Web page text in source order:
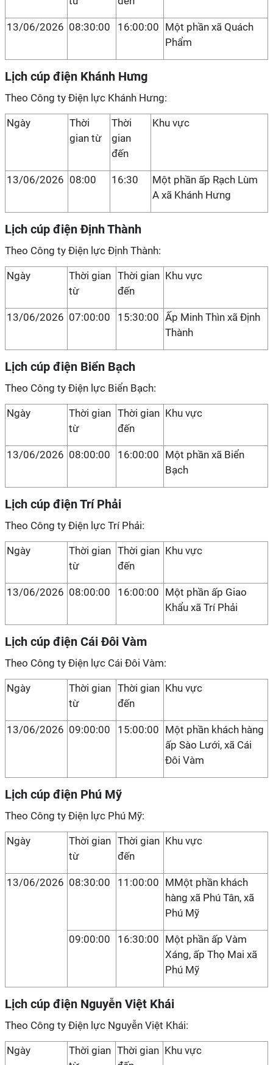
13/06/2026 08:30:00 16:00:00 Một phần xã Quách
Phẩm
Lịch cúp điện Khánh Hưng
Theo Công ty Điện lực Khánh Hưng:
Ngày
Thời
gian từ
Thời
gian
đến
Khu vực
13/06/2026 08:00 16:30
Một phần ấp Rạch Lùm
A xã Khánh Hưng
Lịch cúp điện Định Thành
Theo Công ty Điện lực Định Thành:
Ngày
Thời gian
từ
Thời gian
đến
Khu vực
13/06/2026 07:00:00 15:30:00 Ấp Minh Thìn xã Định
Thành
Lịch cúp điện Biển Bạch
Theo Công ty Điện lực Biển Bạch:
Ngày
Thời gian
từ
Thời gian
đến
Khu vực
13/06/2026 08:00:00 16:00:00 Một phần xã Biển
Bạch
Lịch cúp điện Trí Phải
Theo Công ty Điện lực Trí Phải:
Ngày
Thời gian
từ
Thời gian
đến
Khu vực
13/06/2026 08:00:00 16:00:00 Một phần ấp Giao
Khẩu xã Trí Phải
Lịch cúp điện Cái Đôi Vàm
Theo Công ty Điện lực Cái Đôi Vàm:
Ngày
Thời gian
từ
Thời gian
đến
Khu vực
13/06/2026 09:00:00 15:00:00 Một phần khách hàng
ấp Sào Lưới, xã Cái
Đôi Vàm
Lịch cúp điện Phú Mỹ
Theo Công ty Điện lực Phú Mỹ:
Ngày
Thời gian
từ
Thời gian
đến
Khu vực
13/06/2026 08:30:00 11:00:00 MMột phần khách
hàng xã Phú Tân, xã
Phú Mỹ
09:00:00 16:30:00 Một phần ấp Vàm
Xáng, ấp Thọ Mai xã
Phú Mỹ
Lịch cúp điện Nguyễn Việt Khái
Theo Công ty Điện lực Nguyễn Việt Khái:
Ngày
Thời gian Thời gian Khu vực